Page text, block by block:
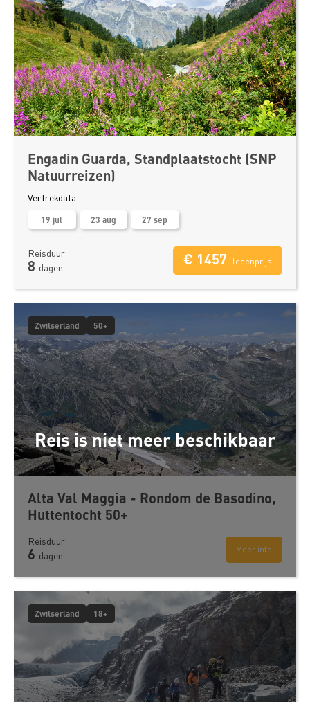
Engadin Guarda, Standplaatstocht (SNP
Natuurreizen)
Vertrekdata
19 jul 23 aug 27 sep
€ 1457 ledenprijs
Reisduur
8 dagen
Reis is niet meer beschikbaar
Zwitserland 50+
Alta Val Maggia - Rondom de Basodino,
Huttentocht 50+
Meer info
Reisduur
6 dagen
Zwitserland 18+